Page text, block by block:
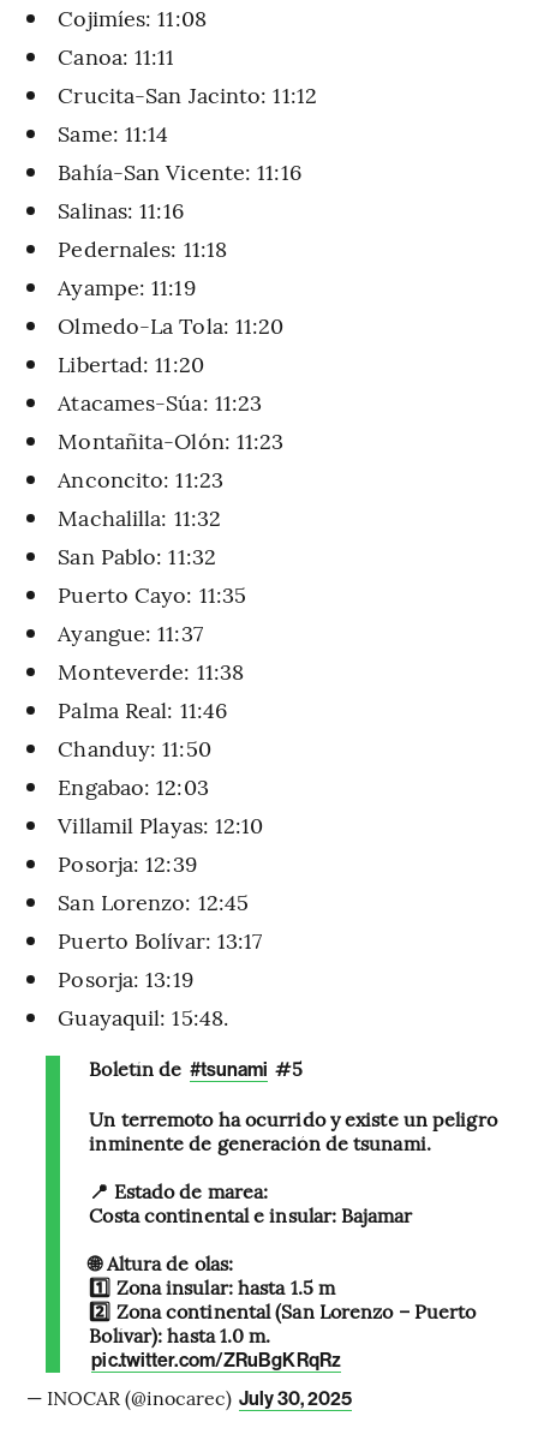
Cojimíes: 11:08
Canoa: 11:11
Crucita-San Jacinto: 11:12
Same: 11:14
Bahía-San Vicente: 11:16
Salinas: 11:16
Pedernales: 11:18
Ayampe: 11:19
Olmedo-La Tola: 11:20
Libertad: 11:20
Atacames-Súa: 11:23
Montañita-Olón: 11:23
Anconcito: 11:23
Machalilla: 11:32
San Pablo: 11:32
Puerto Cayo: 11:35
Ayangue: 11:37
Monteverde: 11:38
Palma Real: 11:46
Chanduy: 11:50
Engabao: 12:03
Villamil Playas: 12:10
Posorja: 12:39
San Lorenzo: 12:45
Puerto Bolívar: 13:17
Posorja: 13:19
Guayaquil: 15:48.
Boletín de #tsunami #5
Un terremoto ha ocurrido y existe un peligro
inminente de generación de tsunami.
📍 Estado de marea:
Costa continental e insular: Bajamar
🌐 Altura de olas:
1️⃣ Zona insular: hasta 1.5 m
2️⃣ Zona continental (San Lorenzo – Puerto
Bolívar): hasta 1.0 m.
pic.twitter.com/ZRuBgKRqRz
— INOCAR (@inocarec) July 30, 2025